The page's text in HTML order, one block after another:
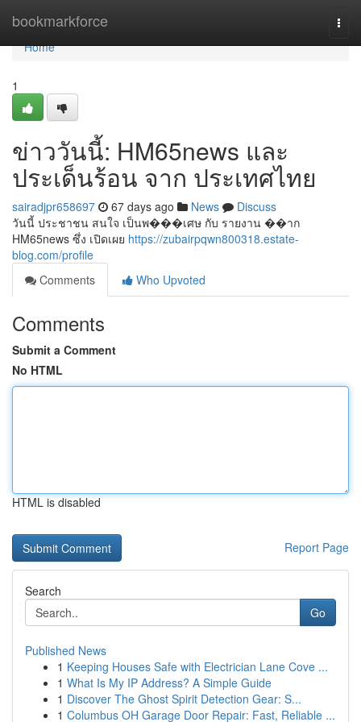
bookmarkforce
Home
Home
1
ข่าววันนี้: HM65news และ
ประเด็นร้อน จาก ประเทศไทย
sairadjpr658697 67 days ago News
Discuss
วันนี้ ประชาชน สนใจ เป็นพ���เศษ กับ รายงาน ��าก
HM65news ซึ่ง เปิดเผย https://zubairpqwn800318.estate-
blog.com/profile
Comments
Who Upvoted
Comments
Submit a Comment
No HTML
HTML is disabled
Report Page
Search
Go
Published News
1 Keeping Houses Safe with Electrician Lane Cove ...
1 What Is My IP Address? A Simple Guide
1 Discover The Ghost Spirit Detection Gear: S...
1 Columbus OH Garage Door Repair: Fast, Reliable ...